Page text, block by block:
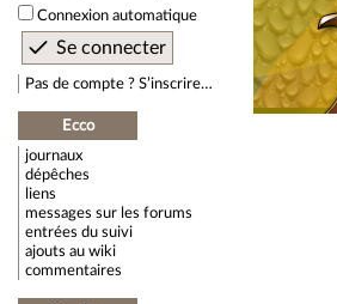
Connexion automatique
Pas de compte ? S’inscrire…
Ecco
journaux
dépêches
liens
messages sur les forums
entrées du suivi
ajouts au wiki
commentaires